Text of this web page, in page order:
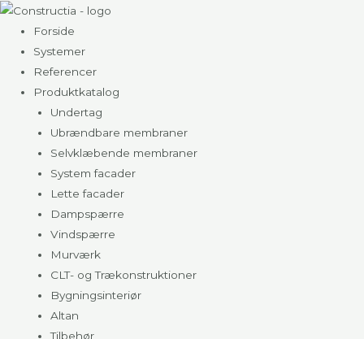
Gå
indholdet
Forside
Systemer
Referencer
Produktkatalog
Undertag
Ubrændbare membraner
Selvklæbende membraner
System facader
Lette facader
Dampspærre
Vindspærre
Murværk
CLT- og Trækonstruktioner
Bygningsinteriør
Altan
Tilbehør